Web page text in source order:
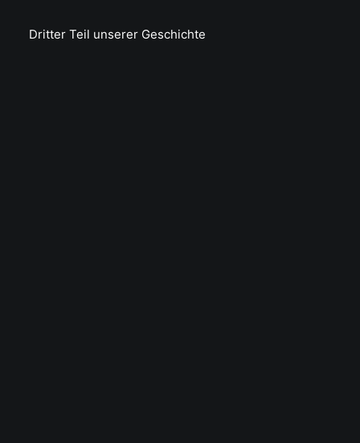
Dritter Teil unserer Geschichte